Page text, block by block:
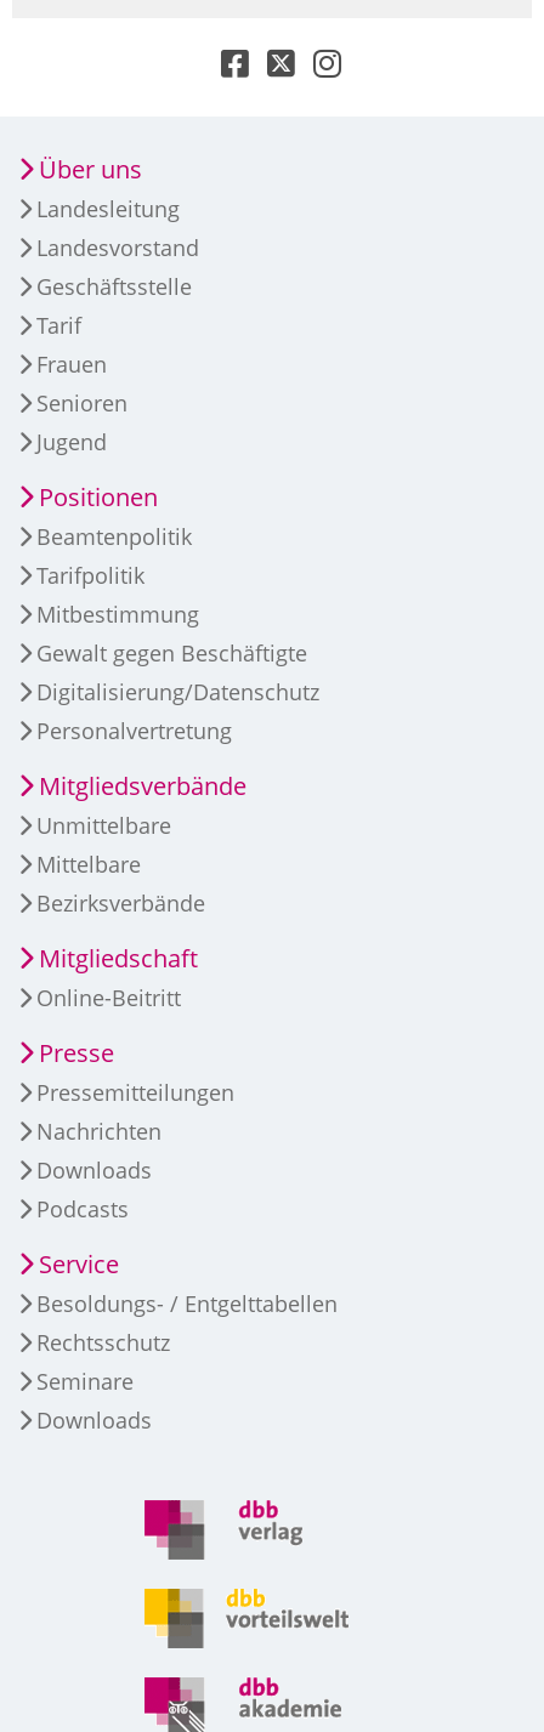
Über uns
Landesleitung
Landesvorstand
Geschäftsstelle
Tarif
Frauen
Senioren
Jugend
Positionen
Beamtenpolitik
Tarifpolitik
Mitbestimmung
Gewalt gegen Beschäftigte
Digitalisierung/Datenschutz
Personalvertretung
Mitgliedsverbände
Unmittelbare
Mittelbare
Bezirksverbände
Mitgliedschaft
Online-Beitritt
Presse
Pressemitteilungen
Nachrichten
Downloads
Podcasts
Service
Besoldungs- / Entgelttabellen
Rechtsschutz
Seminare
Downloads